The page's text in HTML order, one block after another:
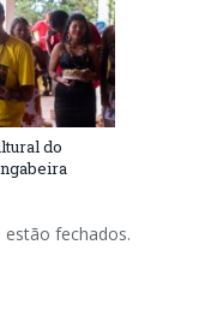
do
fechados.